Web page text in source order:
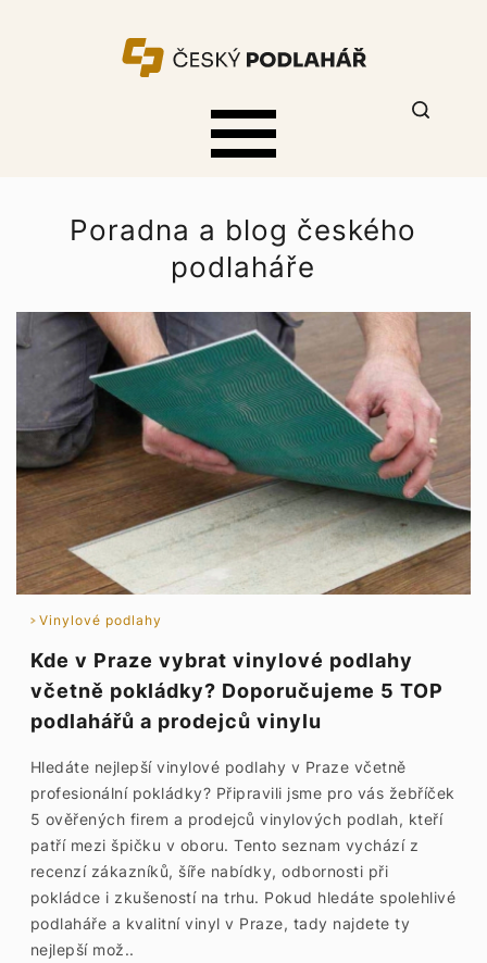
Poradna a blog českého
podlaháře
Vinylové podlahy
Kde v Praze vybrat vinylové podlahy
včetně pokládky? Doporučujeme 5 TOP
podlahářů a prodejců vinylu
Hledáte nejlepší vinylové podlahy v Praze včetně
profesionální pokládky? Připravili jsme pro vás žebříček
5 ověřených firem a prodejců vinylových podlah, kteří
patří mezi špičku v oboru. Tento seznam vychází z
recenzí zákazníků, šíře nabídky, odbornosti při
pokládce i zkušeností na trhu. Pokud hledáte spolehlivé
podlaháře a kvalitní vinyl v Praze, tady najdete ty
nejlepší mož..